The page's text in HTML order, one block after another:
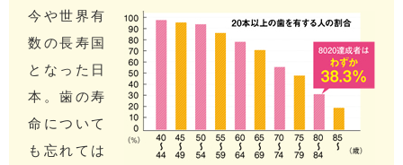
今や世界有
数の長寿国
となった日
本。歯の寿
命について
も忘れては